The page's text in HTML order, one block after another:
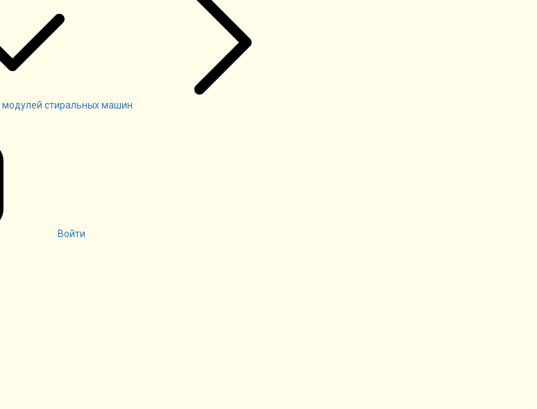
модулей стиральных машин
Войти